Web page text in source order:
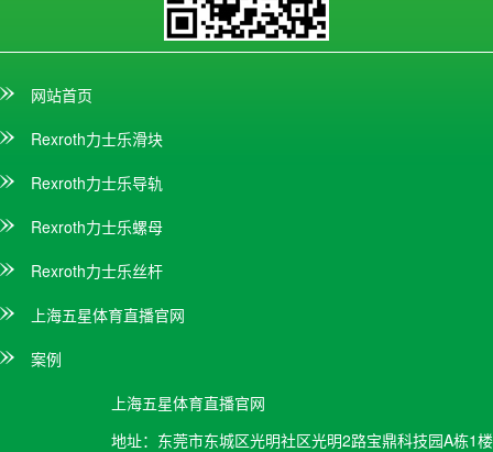
网站首页
Rexroth力士乐滑块
Rexroth力士乐导轨
Rexroth力士乐螺母
Rexroth力士乐丝杆
上海五星体育直播官网
案例
上海五星体育直播官网
地址： 东莞市东城区光明社区光明2路宝鼎科技园A栋1楼